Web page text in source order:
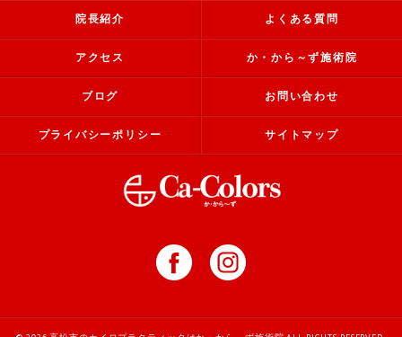
院長紹介 よくある質問
アクセス か・から～ず施術院
ブログ お問い合わせ
プライバシーポリシー サイトマップ